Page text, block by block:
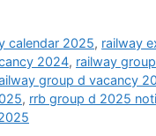
calendar 2025, railway
2024, railway
group d vacancy
, rrb group d 2025